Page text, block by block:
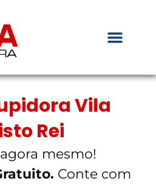
Vila
Rei
mesmo!
Conte com